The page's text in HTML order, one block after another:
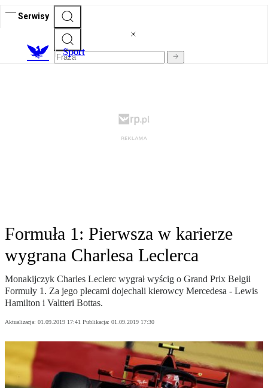
Serwisy
Sport
Formuła 1: Pierwsza w karierze
wygrana Charlesa Leclerca
Monakijczyk Charles Leclerc wygrał wyścig o Grand Prix Belgii
Formuły 1. Za jego plecami dojechali kierowcy Mercedesa - Lewis
Hamilton i Valtteri Bottas.
Aktualizacja: 01.09.2019 17:41 Publikacja: 01.09.2019 17:30